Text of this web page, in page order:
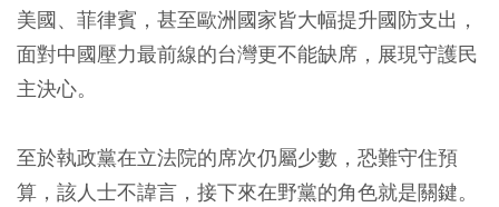
美國、菲律賓，甚至歐洲國家皆大幅提升國防支出，
面對中國壓力最前線的台灣更不能缺席，展現守護民
主決心。
至於執政黨在立法院的席次仍屬少數，恐難守住預
算，該人士不諱言，接下來在野黨的角色就是關鍵。